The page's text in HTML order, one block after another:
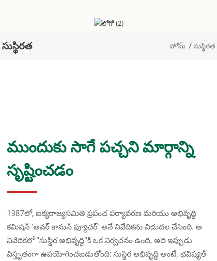
సుస్థిరత హోమ్ సుస్థిరత
ముందుకు సాగే పచ్చని మార్గాన్ని
సృష్టించడం
1987లో, ఐక్యరాజ్యసమితి ప్రపంచ పర్యావరణ మరియు అభివృద్ధి
కమిషన్ 'అవర్ కామన్ ఫ్యూచర్' అనే నివేదికను విడుదల చేసింది. ఆ
నివేదికలో "సుస్థిర అభివృద్ధి"కి ఒక నిర్వచనం ఉంది, అది ఇప్పుడు
విస్తృతంగా ఉపయోగించబడుతోంది: సుస్థిర అభివృద్ధి అంటే, భవిష్యత్